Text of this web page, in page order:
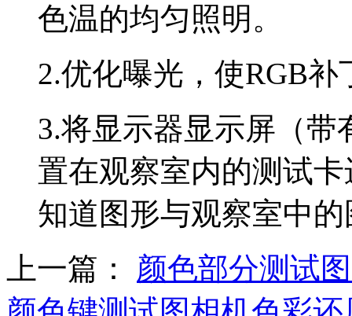
色温的均匀照明。
2.优化曝光，使RGB补
3.将显示器显示屏（带
置在观察室内的测试
知道图形与观察室中
上一篇： 颜色部分测试